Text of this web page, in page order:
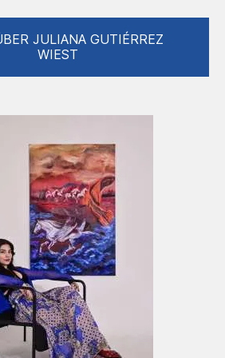
Dort findet Juliana ihre
wie die Surrealisten
Technik des Automatischen
im noch halb bewussten
Heimat verkörpern, mit
Skulpturen, die optisch an
Klassik erinnern. Diese stellen
die Teil unseres Lebens
Einige mit mehr
nur leicht, schon fast in
geraten. Trotzdem ist/war
von Bedeutung. Auch Träume
ähnliche Weise. An Viele
nicht mehr erinnern, aber sie
in unserem
Sie helfen uns mit
JULIANA GUTIÉRREZ
WIEST